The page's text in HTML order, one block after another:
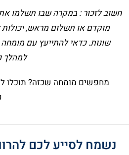
חשוב לזכור : במקרה שבו תשלמו
מוקדם או תשלום מראש,
שונות. כדאי להתייעץ עם
למהלך
מחפשים מומחה שכזה? תוכלו
נשמח לסייע לכם